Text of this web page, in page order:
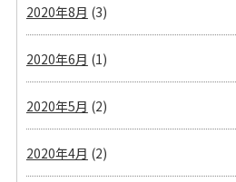
2020年8月 (3)
2020年6月 (1)
2020年5月 (2)
2020年4月 (2)